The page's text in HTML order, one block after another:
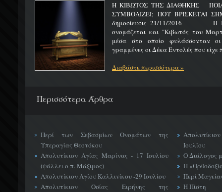
Η ΚΙΒΩΤΟΣ ΤΗΣ ΔΙΑΘΗΚΗΣ
ΣΥΜΒΟΛΙΖΕΙ; ΠΟΥ
δημοσίευσις 21/11/2016 Η
ονομάζεται και "Κιβωτός του
μέσα στο οποίο φυλάσσονταν
γραμμένες οι Δέκα Εντολές που είχε
Διαβάστε περισσότερα »
Περισσότερα Άρθρα
Περί των Σεβασμίων Ονομάτων της
Υπεραγίας Θεοτόκου
Απολυτίκιον Αγίας Μαρίνας - 17 Ιουλίου
(ψάλλει ο π. Μάξιμος)
Απολυτίκιον Αγίου Καλλινίκου -29 Ιουλίου
Απολυτίκιον Οσίας Ειρήνης της
Ιουλίου
Ο Διάλογος
Η
Περί
Η Πίστη